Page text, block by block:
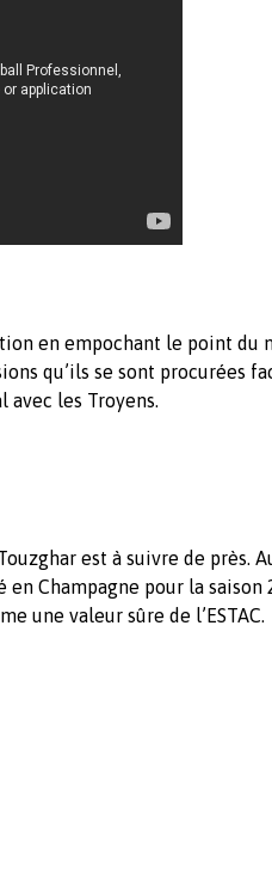
en empochant le point
qu’ils se sont procurées
avec les Troyens.
est à suivre de près.
Champagne pour la
une valeur sûre de l’ESTAC.